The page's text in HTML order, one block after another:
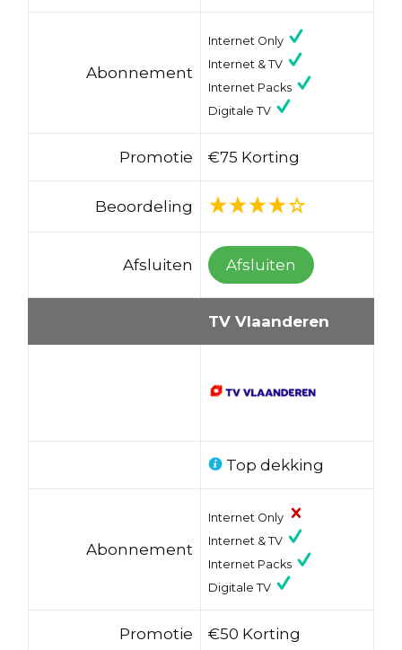
Abonnement
Internet Only
Internet & TV
Internet Packs
Digitale TV
Promotie €75 Korting
Beoordeling
Afsluiten Afsluiten
TV Vlaanderen
Top dekking
Abonnement
Internet Only
Internet & TV
Internet Packs
Digitale TV
Promotie €50 Korting